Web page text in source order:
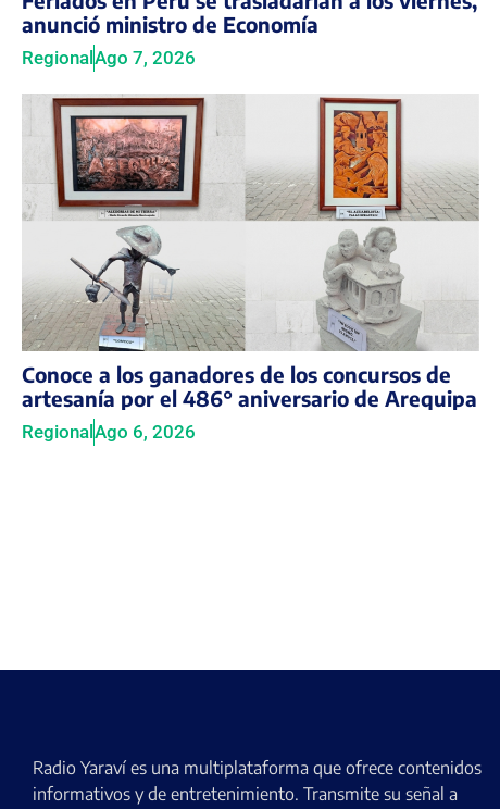
anunció ministro de Economía
RegionalAgo 7, 2026
Conoce a los ganadores de los concursos de
artesanía por el 486° aniversario de Arequipa
RegionalAgo 6, 2026
Radio Yaraví es una multiplataforma que ofrece contenidos
informativos y de entretenimiento. Transmite su señal a